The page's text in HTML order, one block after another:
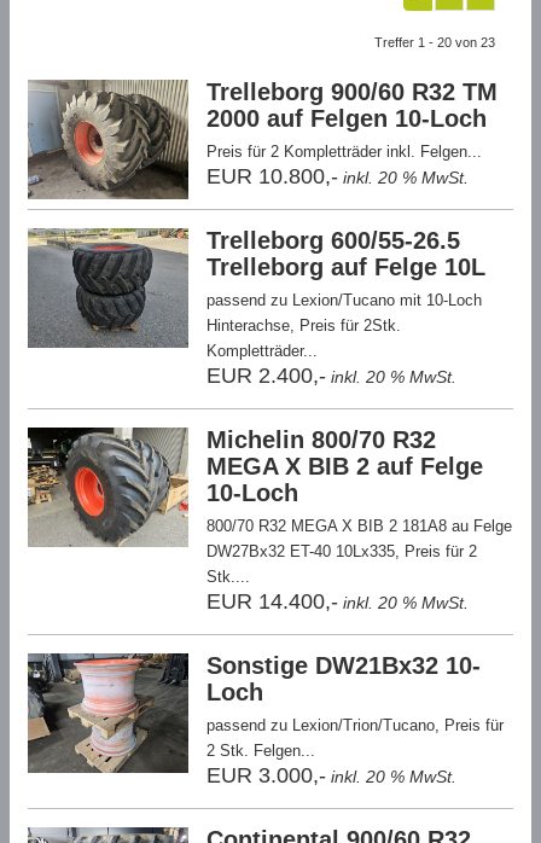
Treffer 1 - 20 von 23
Trelleborg 900/60 R32 TM
2000 auf Felgen 10-Loch
Preis für 2 Kompletträder inkl. Felgen...
EUR 10.800,- inkl. 20 % MwSt.
Trelleborg 600/55-26.5
Trelleborg auf Felge 10L
passend zu Lexion/Tucano mit 10-Loch
Hinterachse, Preis für 2Stk.
Kompletträder...
EUR 2.400,- inkl. 20 % MwSt.
Michelin 800/70 R32
MEGA X BIB 2 auf Felge
10-Loch
800/70 R32 MEGA X BIB 2 181A8 au Felge
DW27Bx32 ET-40 10Lx335, Preis für 2
Stk....
EUR 14.400,- inkl. 20 % MwSt.
Sonstige DW21Bx32 10-
Loch
passend zu Lexion/Trion/Tucano, Preis für
2 Stk. Felgen...
EUR 3.000,- inkl. 20 % MwSt.